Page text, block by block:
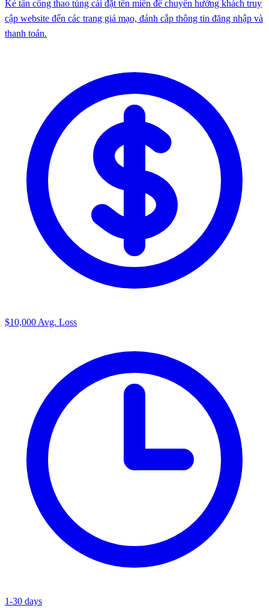
Kẻ tấn công thao túng cài đặt tên miền để chuyển hướng khách truy
cập website đến các trang giả mạo, đánh cắp thông tin đăng nhập và
thanh toán.
$10,000 Avg. Loss
1-30 days